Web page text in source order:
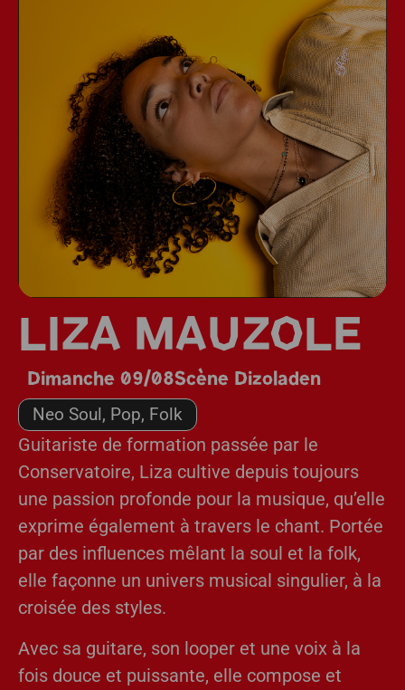
LIZA MAUZOLE
Dimanche 09/08Scène Dizoladen
Neo Soul, Pop, Folk
Guitariste de formation passée par le
Conservatoire, Liza cultive depuis toujours
une passion profonde pour la musique, qu’elle
exprime également à travers le chant. Portée
par des influences mêlant la soul et la folk,
elle façonne un univers musical singulier, à la
croisée des styles.
Avec sa guitare, son looper et une voix à la
fois douce et puissante, elle compose et